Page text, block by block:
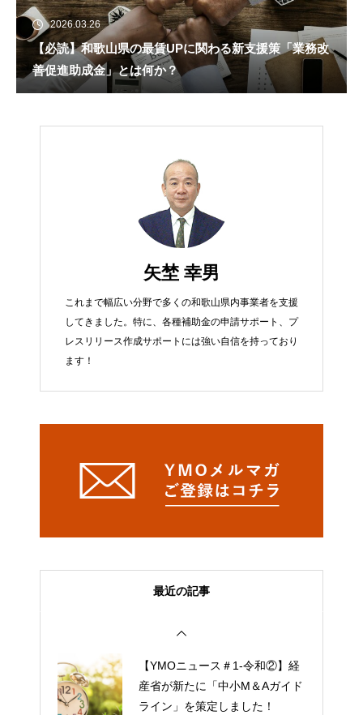
2026.03.26
【必読】和歌山県の最賃UPに関わる新支援策「業務改
善促進助成金」とは何か？
矢埜 幸男
これまで幅広い分野で多くの和歌山県内事業者を支援
してきました。特に、各種補助金の申請サポート、プ
レスリリース作成サポートには強い自信を持っており
ます！
最近の記事
【YMOニュース＃1-令和②】経
産省が新たに「中小M＆Aガイド
ライン」を策定しました！